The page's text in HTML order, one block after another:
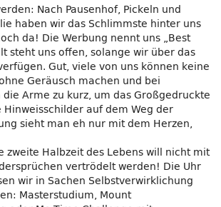
Nach Pausenhof, Pickeln und
haben wir das Schlimmste hinter uns
da! Die Werbung nennt uns „Best
steht uns offen, solange wir über das
Gut, viele von uns können keine
Geräusch machen und bei
Arme zu kurz, um das Großgedruckte
auf dem Weg der
sieht man eh nur mit dem Herzen,
zweite Halbzeit des Lebens will nicht mit
vertrödelt werden! Die Uhr
wir in Sachen Selbstverwirklichung
Masterstudium, Mount